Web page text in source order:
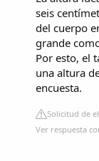
seis
del cuerpo
grande
Por esto, el
una altura
encuesta.
Solicitud de
Ver respuesta